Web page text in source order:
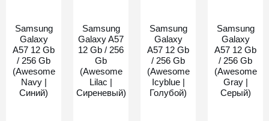
Samsung
Galaxy
A57 12 Gb
/ 256 Gb
(Awesome
Navy |
Синий)
Samsung
Galaxy A57
12 Gb / 256
Gb
(Awesome
Lilac |
Сиреневый)
Samsung
Galaxy
A57 12 Gb
/ 256 Gb
(Awesome
Icyblue |
Голубой)
Samsung
Galaxy
A57 12 Gb
/ 256 Gb
(Awesome
Gray |
Серый)